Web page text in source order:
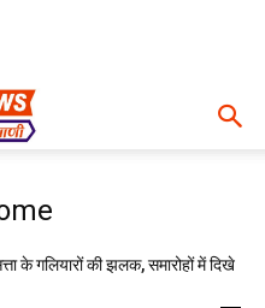
के गलियारों की झलक, समारोहों में दिखे